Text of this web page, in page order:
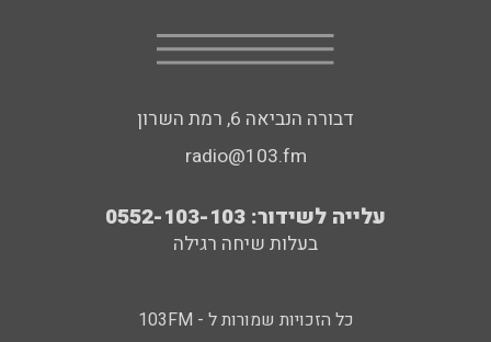
דבורה הנביאה 6, רמת השרון
radio@103.fm
עלייה לשידור: 0552-103-103
בעלות שיחה רגילה
כל הזכויות שמורות ל - 103FM